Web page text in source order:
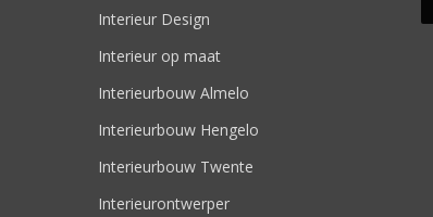
Interieur Design
Interieur op maat
Interieurbouw Almelo
Interieurbouw Hengelo
Interieurbouw Twente
Interieurontwerper